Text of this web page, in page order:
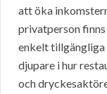
att öka
privatperson
enkelt
djupare i hur
och